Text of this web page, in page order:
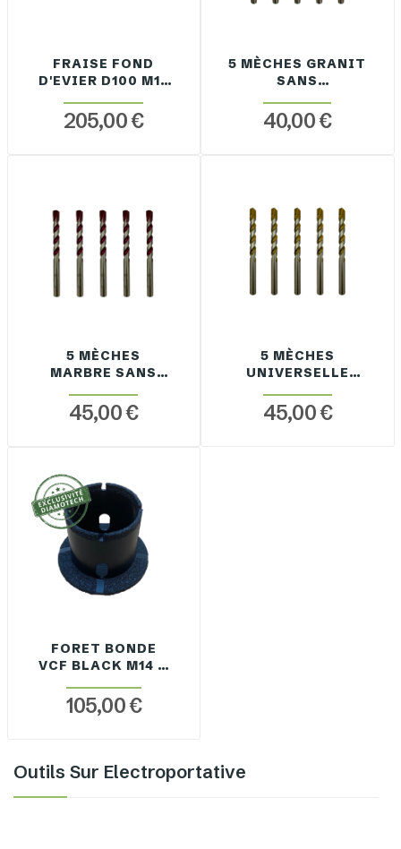
Outils Sur Electroportative
FRAISE FOND
D'EVIER D100 M14
205,00 €
5 MÈCHES GRANIT
SANS
40,00 €
5 MÈCHES
MARBRE SANS
45,00 €
5 MÈCHES
UNIVERSELLE
PERCUSSION
45,00 €
FORET BONDE
VCF BLACK M14 À
105,00 €